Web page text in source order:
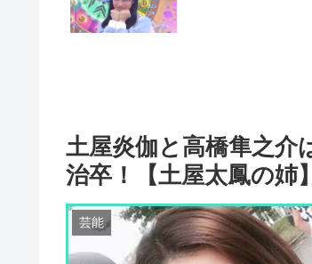
土屋炎伽と高橋隼之介
治卒！【土屋太鳳の姉】
芸能